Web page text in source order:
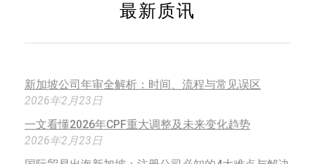
最新质讯
新加坡公司年审全解析：时间、流程与常见误区
2026年2月23日
一文看懂2026年CPF重大调整及未来变化趋势
2026年2月23日